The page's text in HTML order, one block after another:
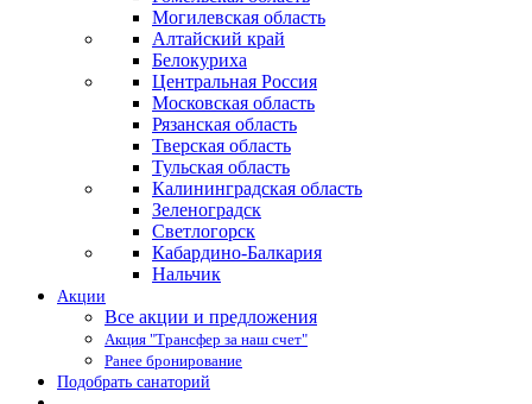
Могилевская область
Алтайский край
Белокуриха
Центральная Россия
Московская область
Рязанская область
Тверская область
Тульская область
Калининградская область
Зеленоградск
Светлогорск
Кабардино-Балкария
Нальчик
Акции
Все акции и предложения
Акция "Трансфер за наш счет"
Ранее бронирование
Подобрать санаторий